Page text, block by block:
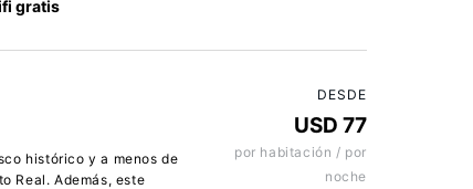
gratis
histórico y a menos de
Real. Además, este
DESDE
USD 77
por habitación / por
noche